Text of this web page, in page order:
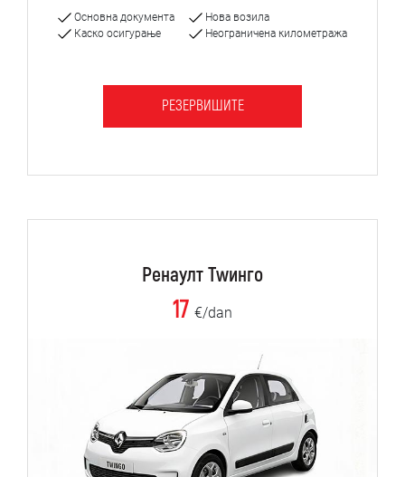
Основна документа
Каско осигурање
Нова возила
Неограничена километража
РЕЗЕРВИШИТЕ
Ренаулт Тwинго
17 €/dan